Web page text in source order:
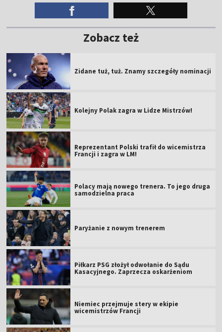
Zobacz też
Zidane tuż, tuż. Znamy szczegóły nominacji
Kolejny Polak zagra w Lidze Mistrzów!
Reprezentant Polski trafił do wicemistrza
Francji i zagra w LM!
Polacy mają nowego trenera. To jego druga
samodzielna praca
Paryżanie z nowym trenerem
Piłkarz PSG złożył odwołanie do Sądu
Kasacyjnego. Zaprzecza oskarżeniom
Niemiec przejmuje stery w ekipie
wicemistrzów Francji